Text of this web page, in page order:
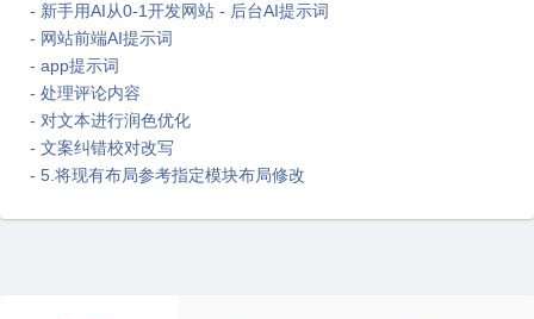
- 新手用AI从0-1开发网站 - 后台AI提示词
- 网站前端AI提示词
- app提示词
- 处理评论内容
- 对文本进行润色优化
- 文案纠错校对改写
- 5.将现有布局参考指定模块布局修改